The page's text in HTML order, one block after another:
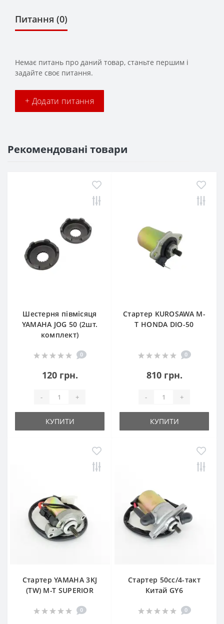
Питання (0)
Немає питань про даний товар, станьте першим і
задайте своє питання.
+ Додати питання
Рекомендовані товари
Шестерня півмісяця
YAMAHA JOG 50 (2шт.
комплект)
0
120 грн.
- +
КУПИТИ
Стартер KUROSAWA M-
T HONDA DIO-50
0
810 грн.
- +
КУПИТИ
Стартер YAMAHA 3KJ
(TW) M-T SUPERIOR
0
Стартер 50сс/4-такт
Китай GY6
0